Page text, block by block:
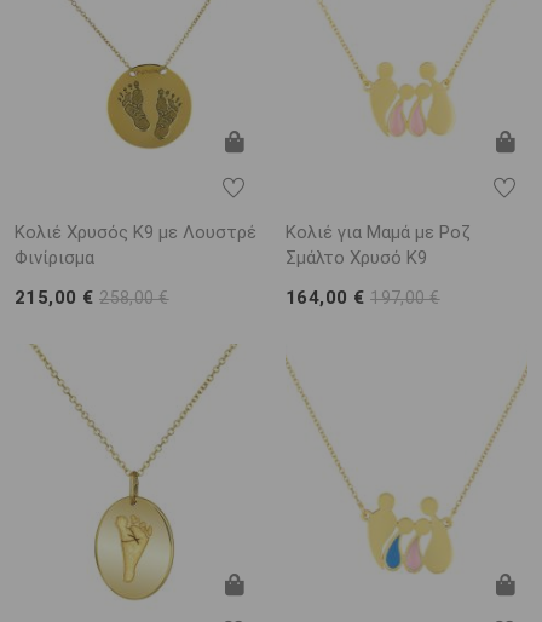
Κολιέ Χρυσός Κ9 με Λουστρέ
Φινίρισμα
215,00 €258,00 €
Κολιέ για Μαμά με Ροζ
Σμάλτο Χρυσό K9
164,00 €197,00 €